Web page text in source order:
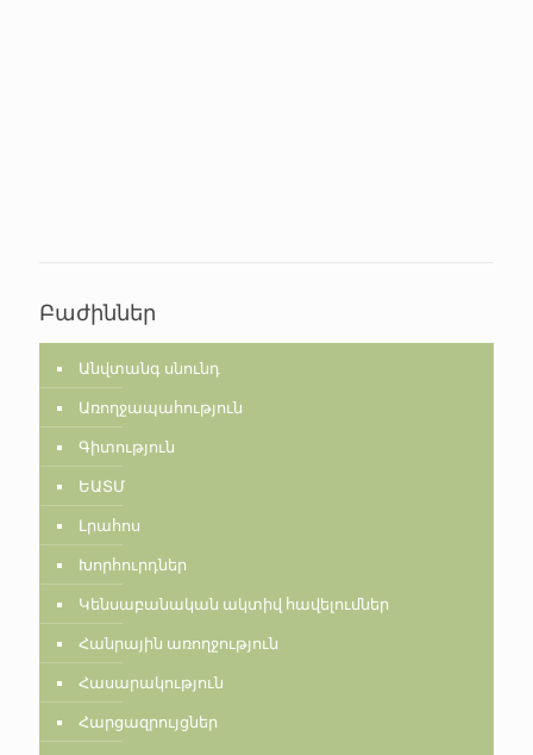
Բաժիններ
Անվտանգ սնունդ
Առողջապահություն
Գիտություն
ԵԱՏՄ
Լրահոս
Խորհուրդներ
Կենսաբանական ակտիվ հավելումներ
Հանրային առողջություն
Հասարակություն
Հարցազրույցներ